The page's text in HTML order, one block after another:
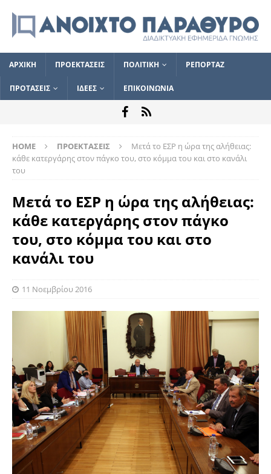
ΑΡΧΙΚΗ ΠΡΟΕΚΤΑΣΕΙΣ ΠΟΛΙΤΙΚΗ ΡΕΠΟΡΤΑΖ
ΠΡΟΤΑΣΕΙΣ ΙΔΕΕΣ ΕΠΙΚΟΙΝΩΝΙΑ
HOME ΠΡΟΕΚΤΑΣΕΙΣ
Μετά το ΕΣΡ η ώρα της αλήθειας:
κάθε κατεργάρης στον πάγκο του, στο κόμμα του και στο κανάλι
του
Μετά το ΕΣΡ η ώρα της αλήθειας:
κάθε κατεργάρης στον πάγκο
του, στο κόμμα του και στο
κανάλι του
11 Νοεμβρίου 2016